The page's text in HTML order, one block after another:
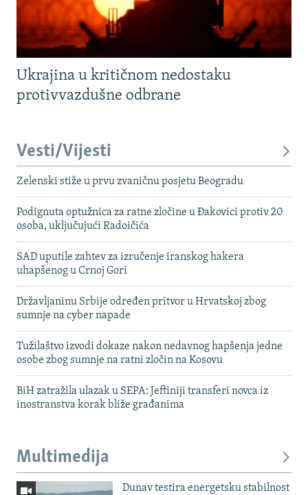
Ukrajina u kritičnom nedostaku
protivvazdušne odbrane
Vesti/Vijesti
Zelenski stiže u prvu zvaničnu posjetu Beogradu
Podignuta optužnica za ratne zločine u Đakovici protiv 20
osoba, uključujući Radoičića
SAD uputile zahtev za izručenje iranskog hakera
uhapšenog u Crnoj Gori
Državljaninu Srbije određen pritvor u Hrvatskoj zbog
sumnje na cyber napade
Tužilaštvo izvodi dokaze nakon nedavnog hapšenja jedne
osobe zbog sumnje na ratni zločin na Kosovu
BiH zatražila ulazak u SEPA: Jeftiniji transferi novca iz
inostranstva korak bliže građanima
Multimedija
Dunav testira energetsku stabilnost